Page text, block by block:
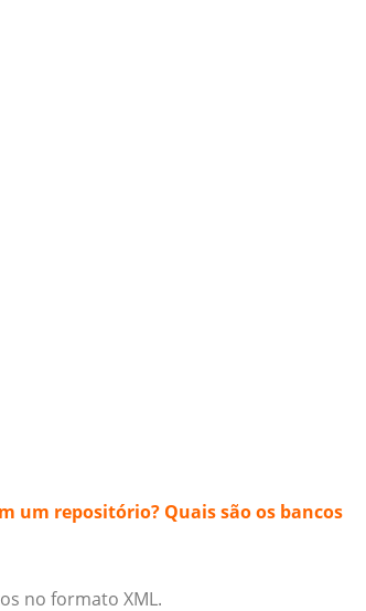
um repositório? Quais são os bancos
no formato XML.